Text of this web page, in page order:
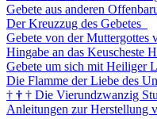
Gebete aus anderen
Der Kreuzzug des Gebetes
Gebete von der Muttergottes
Hingabe an das Keuscheste
Gebete um sich mit Heiliger
Die Flamme der Liebe des
† † † Die Vierundzwanzig
Anleitungen zur Herstellung